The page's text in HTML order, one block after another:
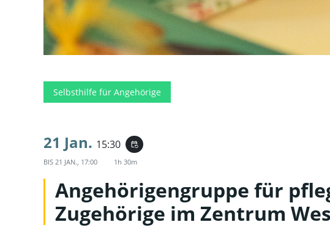
Selbsthilfe für Angehörige
21 Jan. 15:30 event_repeat
BIS 21 JAN., 17:00 1h 30m
Angehörigengruppe für
Zugehörige im Zentrum